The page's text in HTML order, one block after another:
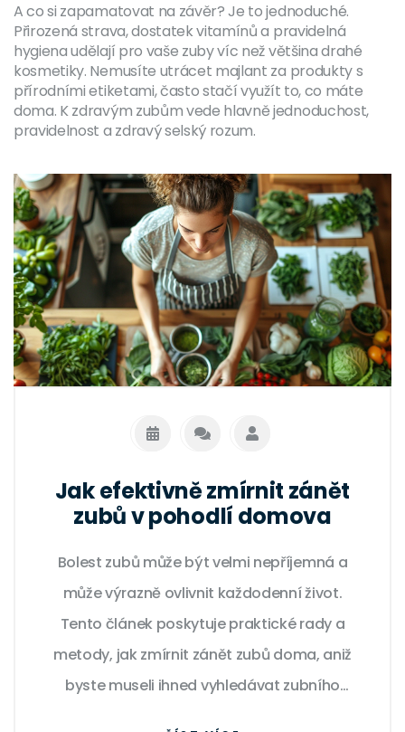
A co si zapamatovat na závěr? Je to jednoduché.
Přirozená strava, dostatek vitamínů a pravidelná
hygiena udělají pro vaše zuby víc než většina drahé
kosmetiky. Nemusíte utrácet majlant za produkty s
přírodními etiketami, často stačí využít to, co máte
doma. K zdravým zubům vede hlavně jednoduchost,
pravidelnost a zdravý selský rozum.
Jak efektivně zmírnit zánět
zubů v pohodlí domova
Bolest zubů může být velmi nepříjemná a
může výrazně ovlivnit každodenní život.
Tento článek poskytuje praktické rady a
metody, jak zmírnit zánět zubů doma, aniž
byste museli ihned vyhledávat zubního